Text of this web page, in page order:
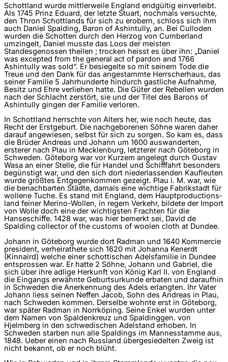
Schottland wurde mittlerweile England endgültig ein­verleibt.
Als 1745 Prinz Eduard, der letzte Stuart, nochmals versuchte,
den Thron Schottlands für sich zu erobern, schloss sich ihm
auch Daniel Spalding, Baron of Ashintully, an. Bei Culloden
wurden die Schotten durch den Herzog von Cumberland
umzingelt, Daniel musste das Loos der meisten
Standesgenossen theilen ; trocken heisst es über ihn: „Daniel
was excepted from the general act of pardon and 1766
Ashintully was sold“. Er besiegelte so mit seinem Tode die
Treue und den Dank für das an­gestammte Herrscherhaus, das
seiner Familie 5 Jahrhunderte hindurch gastliche Aufnahme,
Besitz und Ehre verliehen hatte. Die Güter der Rebellen wurden
nach der Schlacht zerstört, sie und der Titel des Barons of
Ashintully gingen der Familie verloren.
In Schottland herrschte von Alters her, wie noch heute, das
Recht der Erstgeburt. Die nachgeborenen Söhne waren daher
darauf angewiesen, selbst für sich zu sorgen. So kam es, dass
die Brüder Andreas und Johann um 1600 auswanderten,
ersterer nach Plau in Mecklenburg, letzterer nach Göteborg in
Schweden. Göteborg war vor Kurzem angelegt durch Gustav
Wasa an einer Stelle, die für Handel und Schifffahrt besonders
begünstigt war, und den sich dort niederlassenden Kaufleuten
wurde größtes Entgegenkommen gezeigt. Plau i. M. war, wie
die benachbarten Städte, damals eine wichtige Fabrikstadt für
wollene Tuche. Es stand mit England, dem Hauptproductions­
land feiner Merino-Wollen, in regem Verkehr, bildete der Import
von Wolle doch eine der wichtigsten Frachten für die
Hanseschiffe. 1428 war, was hier bemerkt sei, David de
Spalding collector of the customs of woolen cloth at Dundee.
Johann in Göteborg wurde dort Radman und 1640 Kommercie
president, verheirathete sich 1620 mit Johanna Kenerdt
(Kinnaird) welche einer schottischen Adelsfamilie in Dundee
entsprossen war. Er hatte 2 Söhne, Johann und Gabriel, die
sich über ihre adlige Herkunft von König Karl II. von England
die Eingangs erwähnte Geburtsurkunde erbaten und daraufhin
in Schweden die Anerkennung des Adels erlangten. Ihr Vater
Johann liess seinen Neffen Jacob, Sohn des Andreas in Plau,
nach Schweden kommen. Derselbe wohnte erst in Göteborg,
war später Radman in Norrköping. Seine Enkel wurden unter
dem Namen von Spaldenkreuz und Spaldinggen. von
Hjelmberg in den schwedischen Adelstand erhoben. In
Schweden starben nun alle Spaldings im Mannesstamme aus,
1848. Ueber einen nach Russland übergesiedelten Zweig ist
nicht bekannt, ob er noch blüht.